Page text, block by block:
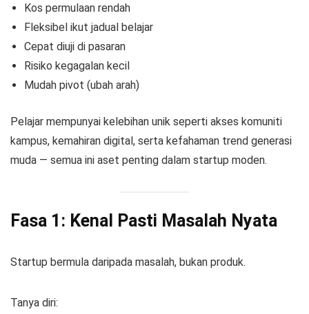
Kos permulaan rendah
Fleksibel ikut jadual belajar
Cepat diuji di pasaran
Risiko kegagalan kecil
Mudah pivot (ubah arah)
Pelajar mempunyai kelebihan unik seperti akses komuniti
kampus, kemahiran digital, serta kefahaman trend generasi
muda — semua ini aset penting dalam startup moden.
Fasa 1: Kenal Pasti Masalah Nyata
Startup bermula daripada masalah, bukan produk.
Tanya diri: